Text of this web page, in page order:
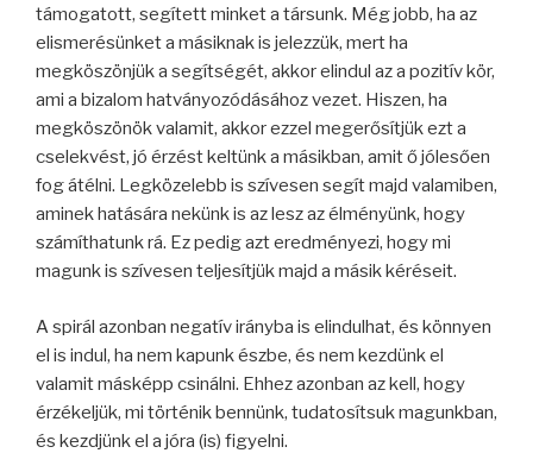
támogatott, segített minket a társunk. Még jobb, ha az
elismerésünket a másiknak is jelezzük, mert ha
megköszönjük a segítségét, akkor elindul az a pozitív kör,
ami a bizalom hatványozódásához vezet. Hiszen, ha
megköszönök valamit, akkor ezzel megerősítjük ezt a
cselekvést, jó érzést keltünk a másikban, amit ő jólesően
fog átélni. Legközelebb is szívesen segít majd valamiben,
aminek hatására nekünk is az lesz az élményünk, hogy
számíthatunk rá. Ez pedig azt eredményezi, hogy mi
magunk is szívesen teljesítjük majd a másik kéréseit.
A spirál azonban negatív irányba is elindulhat, és könnyen
el is indul, ha nem kapunk észbe, és nem kezdünk el
valamit másképp csinálni. Ehhez azonban az kell, hogy
érzékeljük, mi történik bennünk, tudatosítsuk magunkban,
és kezdjünk el a jóra (is) figyelni.